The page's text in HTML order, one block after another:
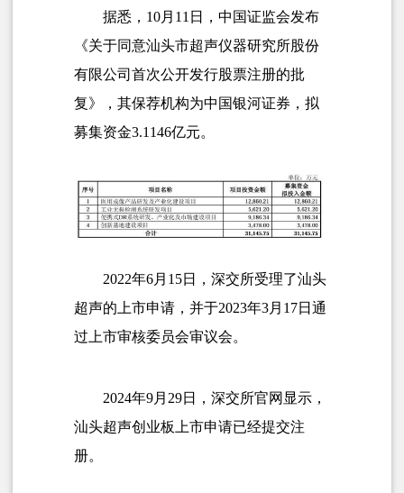
据悉，10月11日，中国证监会发布
《关于同意汕头市超声仪器研究所股份
有限公司首次公开发行股票注册的批
复》，其保荐机构为中国银河证券 ，拟
募集资金3.1146亿元。
2022年6月15日，深交所受理了汕头
超声的上市申请，并于2023年3月17日通
过上市审核委员会审议会。
2024年9月29日，深交所官网显示，
汕头超声创业板上市申请已经提交注
册。